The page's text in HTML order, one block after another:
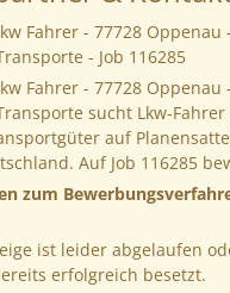
Fahrer - 77728 Oppenau
- Job 116285
Fahrer - 77728 Oppenau
sucht Lkw-
auf
Auf Job 116285
zum
ist leider abgelaufen
erfolgreich besetzt.